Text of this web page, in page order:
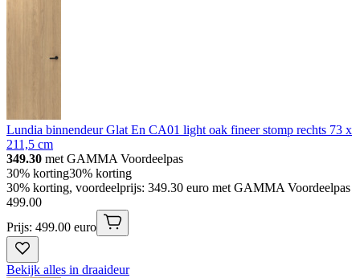
Lundia binnendeur Glat En CA01 light oak fineer stomp rechts 73 x
211,5 cm
349.30 met GAMMA Voordeelpas
30% korting30% korting
30% korting, voordeelprijs: 349.30 euro met GAMMA Voordeelpas
499.00
Prijs: 499.00 euro
Bekijk alles in draaideur